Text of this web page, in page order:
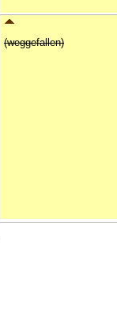
(weggefallen)